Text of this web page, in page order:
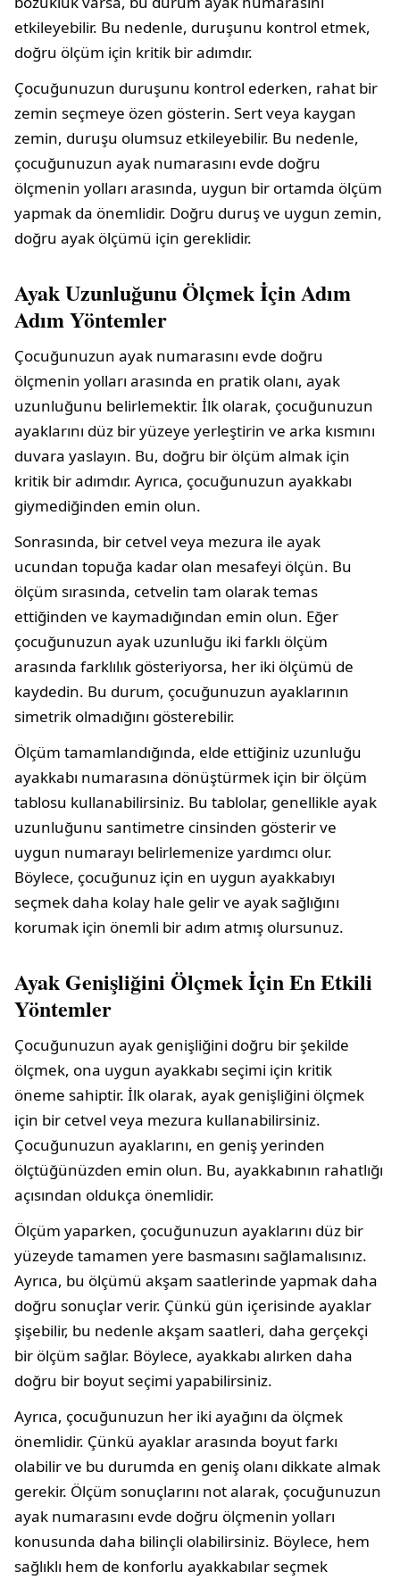
etkileyebilir. Bu nedenle, duruşunu kontrol etmek,
doğru ölçüm için kritik bir adımdır.
Çocuğunuzun duruşunu kontrol ederken, rahat bir
zemin seçmeye özen gösterin. Sert veya kaygan
zemin, duruşu olumsuz etkileyebilir. Bu nedenle,
çocuğunuzun ayak numarasını evde doğru
ölçmenin yolları arasında, uygun bir ortamda ölçüm
yapmak da önemlidir. Doğru duruş ve uygun zemin,
doğru ayak ölçümü için gereklidir.
Ayak Uzunluğunu Ölçmek İçin Adım
Adım Yöntemler
Çocuğunuzun ayak numarasını evde doğru
ölçmenin yolları arasında en pratik olanı, ayak
uzunluğunu belirlemektir. İlk olarak, çocuğunuzun
ayaklarını düz bir yüzeye yerleştirin ve arka kısmını
duvara yaslayın. Bu, doğru bir ölçüm almak için
kritik bir adımdır. Ayrıca, çocuğunuzun ayakkabı
giymediğinden emin olun.
Sonrasında, bir cetvel veya mezura ile ayak
ucundan topuğa kadar olan mesafeyi ölçün. Bu
ölçüm sırasında, cetvelin tam olarak temas
ettiğinden ve kaymadığından emin olun. Eğer
çocuğunuzun ayak uzunluğu iki farklı ölçüm
arasında farklılık gösteriyorsa, her iki ölçümü de
kaydedin. Bu durum, çocuğunuzun ayaklarının
simetrik olmadığını gösterebilir.
Ölçüm tamamlandığında, elde ettiğiniz uzunluğu
ayakkabı numarasına dönüştürmek için bir ölçüm
tablosu kullanabilirsiniz. Bu tablolar, genellikle ayak
uzunluğunu santimetre cinsinden gösterir ve
uygun numarayı belirlemenize yardımcı olur.
Böylece, çocuğunuz için en uygun ayakkabıyı
seçmek daha kolay hale gelir ve ayak sağlığını
korumak için önemli bir adım atmış olursunuz.
Ayak Genişliğini Ölçmek İçin En Etkili
Yöntemler
Çocuğunuzun ayak genişliğini doğru bir şekilde
ölçmek, ona uygun ayakkabı seçimi için kritik
öneme sahiptir. İlk olarak, ayak genişliğini ölçmek
için bir cetvel veya mezura kullanabilirsiniz.
Çocuğunuzun ayaklarını, en geniş yerinden
ölçtüğünüzden emin olun. Bu, ayakkabının rahatlığı
açısından oldukça önemlidir.
Ölçüm yaparken, çocuğunuzun ayaklarını düz bir
yüzeyde tamamen yere basmasını sağlamalısınız.
Ayrıca, bu ölçümü akşam saatlerinde yapmak daha
doğru sonuçlar verir. Çünkü gün içerisinde ayaklar
şişebilir, bu nedenle akşam saatleri, daha gerçekçi
bir ölçüm sağlar. Böylece, ayakkabı alırken daha
doğru bir boyut seçimi yapabilirsiniz.
Ayrıca, çocuğunuzun her iki ayağını da ölçmek
önemlidir. Çünkü ayaklar arasında boyut farkı
olabilir ve bu durumda en geniş olanı dikkate almak
gerekir. Ölçüm sonuçlarını not alarak, çocuğunuzun
ayak numarasını evde doğru ölçmenin yolları
konusunda daha bilinçli olabilirsiniz. Böylece, hem
sağlıklı hem de konforlu ayakkabılar seçmek